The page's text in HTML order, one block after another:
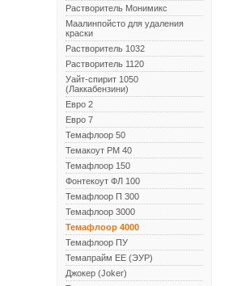
Растворитель Монимикс
Маалинпойсто для удаления
краски
Растворитель 1032
Растворитель 1120
Уайт-спирит 1050
(Лаккабензини)
Евро 2
Евро 7
Темафлоор 50
Темакоут РМ 40
Темафлоор 150
Фонтекоут ФЛ 100
Темафлоор П 300
Темафлоор 3000
Темафлоор 4000
Темафлоор ПУ
Темапрайм ЕЕ (ЭУР)
Джокер (Joker)